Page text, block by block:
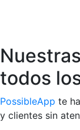
todos
PossibleApp te
y clientes sin